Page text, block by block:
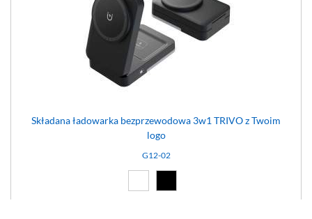
Składana ładowarka bezprzewodowa 3w1 TRIVO z Twoim
logo
G12-02